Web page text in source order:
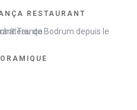
RESTAURANT